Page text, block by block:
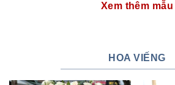
Xem thêm mẫu
HOA VIẾNG